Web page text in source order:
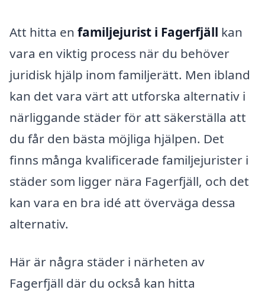
Att hitta en familjejurist i Fagerfjäll kan
vara en viktig process när du behöver
juridisk hjälp inom familjerätt. Men ibland
kan det vara värt att utforska alternativ i
närliggande städer för att säkerställa att
du får den bästa möjliga hjälpen. Det
finns många kvalificerade familjejurister i
städer som ligger nära Fagerfjäll, och det
kan vara en bra idé att överväga dessa
alternativ.
Här är några städer i närheten av
Fagerfjäll där du också kan hitta